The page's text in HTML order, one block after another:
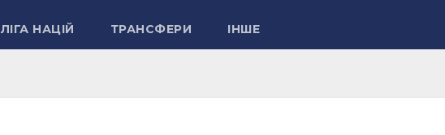
ЛІГА НАЦІЙ ТРАНСФЕРИ ІНШЕ